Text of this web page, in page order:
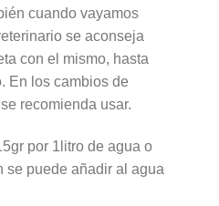
cuando vayamos
se aconseja
con el mismo, hasta
En los cambios de
recomienda usar.
por 1litro de agua o
se puede añadir al agua